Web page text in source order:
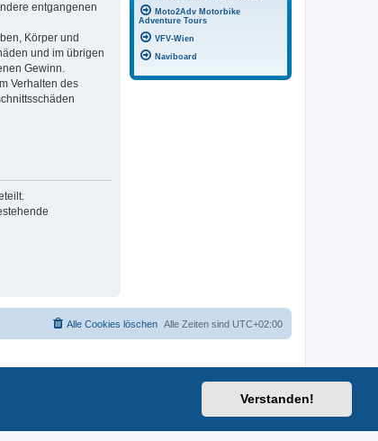
Verstanden!
entgangenen
Körper und
und im übrigen
Gewinn.
Verhalten des
Moto2Adv Motorbike
Adventure Tours
VFV-Wien
Naviboard
Alle Zeiten sind UTC+02:00
Alle Cookies löschen